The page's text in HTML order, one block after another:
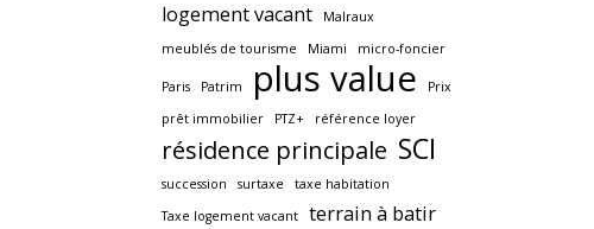
logement vacant
Malraux
meublés de tourisme
Miami micro-foncier
Paris Patrim plus value
Prix
prêt immobilier
PTZ+ référence loyer
résidence principale SCI
succession surtaxe
taxe habitation
Taxe logement vacant
terrain à batir